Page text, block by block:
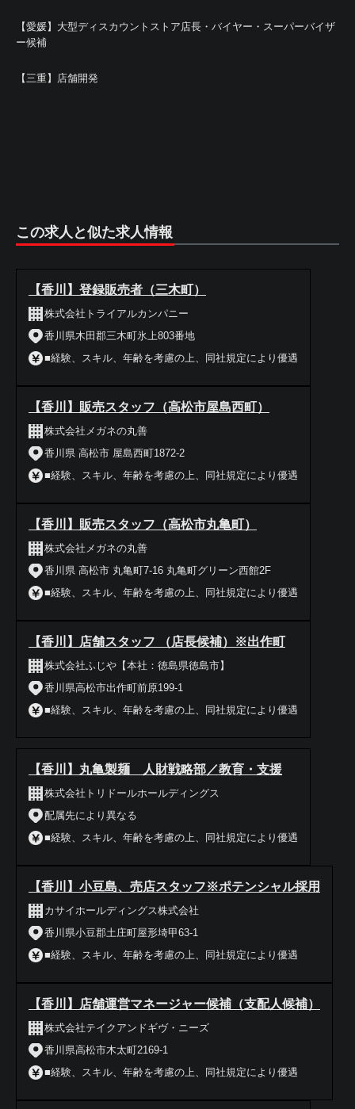
【愛媛】大型ディスカウントストア店長・バイヤー・スーパーバイザ
ー候補
【三重】店舗開発
この求人と似た求人情報
【香川】登録販売者（三木町）
株式会社トライアルカンパニー
香川県木田郡三木町氷上803番地
■経験、スキル、年齢を考慮の上、同社規定により優遇
【香川】販売スタッフ（高松市屋島西町）
株式会社メガネの丸善
香川県 高松市 屋島西町1872-2
■経験、スキル、年齢を考慮の上、同社規定により優遇
【香川】販売スタッフ（高松市丸亀町）
株式会社メガネの丸善
香川県 高松市 丸亀町7-16 丸亀町グリーン西館2F
■経験、スキル、年齢を考慮の上、同社規定により優遇
【香川】店舗スタッフ （店長候補）※出作町
株式会社ふじや【本社：徳島県徳島市】
香川県高松市出作町前原199-1
■経験、スキル、年齢を考慮の上、同社規定により優遇
【香川】丸亀製麺 人財戦略部／教育・支援
株式会社トリドールホールディングス
配属先により異なる
■経験、スキル、年齢を考慮の上、同社規定により優遇
【香川】小豆島、売店スタッフ※ポテンシャル採用
カサイホールディングス株式会社
香川県小豆郡土庄町屋形埼甲63-1
■経験、スキル、年齢を考慮の上、同社規定により優遇
【香川】店舗運営マネージャー候補（支配人候補）
株式会社テイクアンドギヴ・ニーズ
香川県高松市木太町2169-1
■経験、スキル、年齢を考慮の上、同社規定により優遇